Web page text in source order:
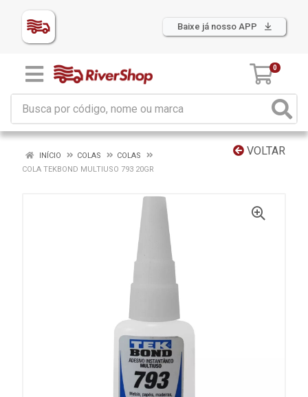
Baixe já nosso APP
0
VOLTAR
INÍCIO COLAS
COLAS
COLA TEKBOND MULTIUSO 793 20GR